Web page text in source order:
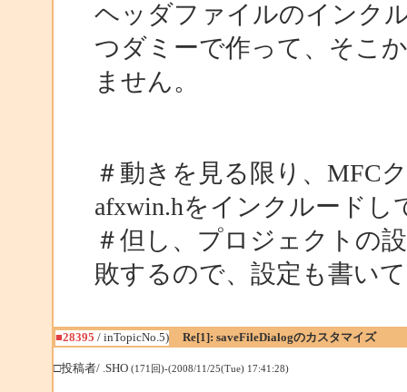
ヘッダファイルのインク
つダミーで作って、そこ
ません。
＃動きを見る限り、MFC
afxwin.hをインクルード
＃但し、プロジェクトの
敗するので、設定も書い
■28395 / inTopicNo.5) Re[1]: saveFileDialogのカスタマイズ
□投稿者/ .SHO (171回)-(2008/11/25(Tue) 17:41:28)